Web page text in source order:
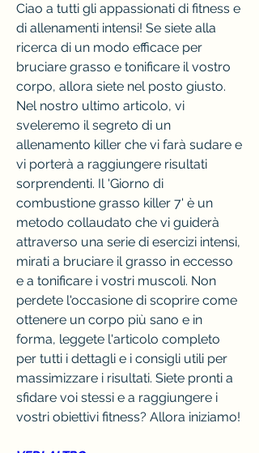
Ciao a tutti gli appassionati di fitness e
di allenamenti intensi! Se siete alla
ricerca di un modo efficace per
bruciare grasso e tonificare il vostro
corpo, allora siete nel posto giusto.
Nel nostro ultimo articolo, vi
sveleremo il segreto di un
allenamento killer che vi farà sudare e
vi porterà a raggiungere risultati
sorprendenti. Il 'Giorno di
combustione grasso killer 7' è un
metodo collaudato che vi guiderà
attraverso una serie di esercizi intensi,
mirati a bruciare il grasso in eccesso
e a tonificare i vostri muscoli. Non
perdete l'occasione di scoprire come
ottenere un corpo più sano e in
forma, leggete l'articolo completo
per tutti i dettagli e i consigli utili per
massimizzare i risultati. Siete pronti a
sfidare voi stessi e a raggiungere i
vostri obiettivi fitness? Allora iniziamo!